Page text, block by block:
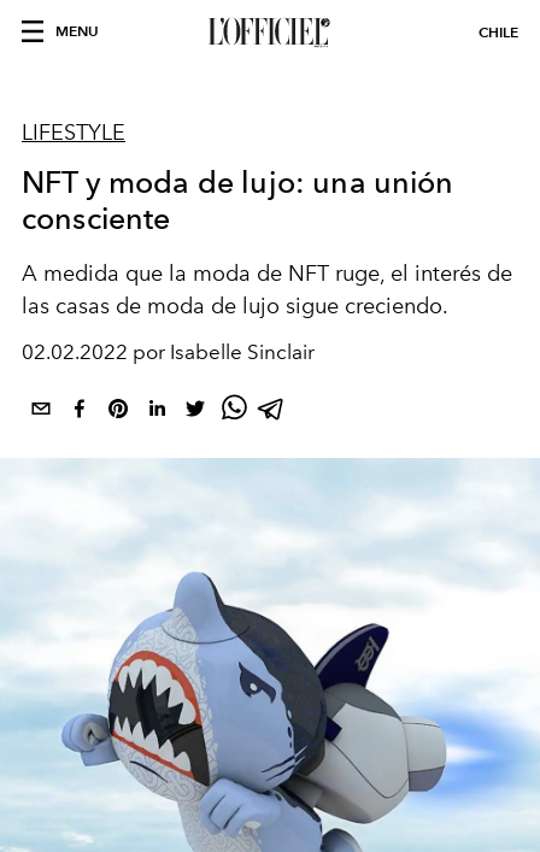
MENU CHILE
LIFESTYLE
NFT y moda de lujo: una unión
consciente
A medida que la moda de NFT ruge, el interés de
las casas de moda de lujo sigue creciendo.
02.02.2022 por Isabelle Sinclair